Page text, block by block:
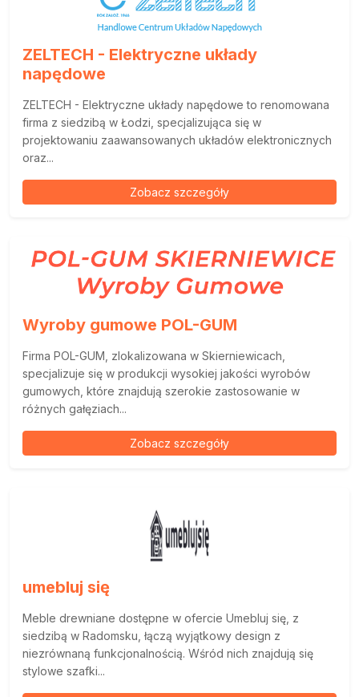
ZELTECH - Elektryczne układy
napędowe
ZELTECH - Elektryczne układy napędowe to renomowana
firma z siedzibą w Łodzi, specjalizująca się w
projektowaniu zaawansowanych układów elektronicznych
oraz...
Zobacz szczegóły
Wyroby gumowe POL-GUM
Firma POL-GUM, zlokalizowana w Skierniewicach,
specjalizuje się w produkcji wysokiej jakości wyrobów
gumowych, które znajdują szerokie zastosowanie w
różnych gałęziach...
Zobacz szczegóły
umebluj się
Meble drewniane dostępne w ofercie Umebluj się, z
siedzibą w Radomsku, łączą wyjątkowy design z
niezrównaną funkcjonalnością. Wśród nich znajdują się
stylowe szafki...